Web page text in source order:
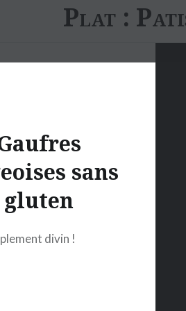
Plat :
sans
gluten
divin !